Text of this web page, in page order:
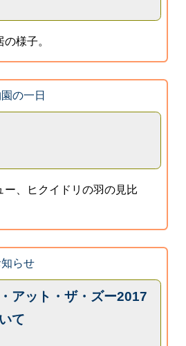
様子。
の一日
、ヒクイドリの羽の見比
らせ
アット・ザ・ズー2017
て